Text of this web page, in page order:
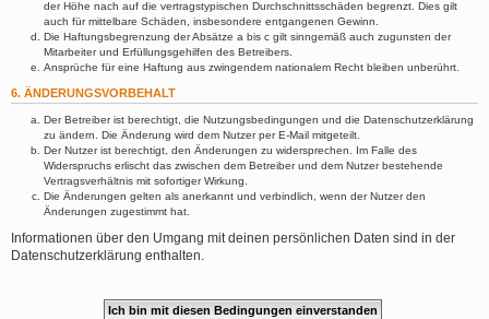
der Höhe nach auf die vertragstypischen Durchschnittsschäden begrenzt. Dies gilt
auch für mittelbare Schäden, insbesondere entgangenen Gewinn.
Die Haftungsbegrenzung der Absätze a bis c gilt sinngemäß auch zugunsten der
Mitarbeiter und Erfüllungsgehilfen des Betreibers.
Ansprüche für eine Haftung aus zwingendem nationalem Recht bleiben unberührt.
6. ÄNDERUNGSVORBEHALT
Der Betreiber ist berechtigt, die Nutzungsbedingungen und die Datenschutzerklärung
zu ändern. Die Änderung wird dem Nutzer per E-Mail mitgeteilt.
Der Nutzer ist berechtigt, den Änderungen zu widersprechen. Im Falle des
Widerspruchs erlischt das zwischen dem Betreiber und dem Nutzer bestehende
Vertragsverhältnis mit sofortiger Wirkung.
Die Änderungen gelten als anerkannt und verbindlich, wenn der Nutzer den
Änderungen zugestimmt hat.
Informationen über den Umgang mit deinen persönlichen Daten sind in der
Datenschutzerklärung enthalten.